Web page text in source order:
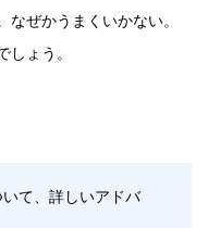
ぜかうまくいかない。
しょう。
て、詳しいアドバ